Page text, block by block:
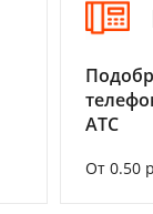
АТС
От 0.50